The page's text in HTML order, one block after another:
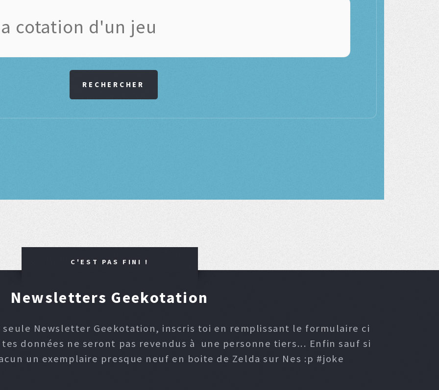
RECHERCHER
C'EST PAS FINI !
Newsletters Geekotation
seule Newsletter Geekotation, inscris toi en remplissant le formulaire ci
données ne seront pas revendus à une personne tiers... Enfin sauf si
un exemplaire presque neuf en boite de Zelda sur Nes :p #joke